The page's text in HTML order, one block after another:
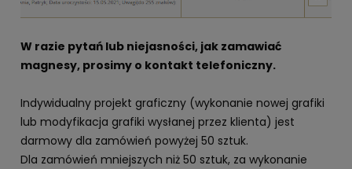
W razie pytań lub niejasności, jak zamawiać
magnesy, prosimy o kontakt telefoniczny.
Indywidualny projekt graficzny (wykonanie nowej grafiki
lub modyfikacja grafiki wysłanej przez klienta) jest
darmowy dla zamówień powyżej 50 sztuk.
Dla zamówień mniejszych niż 50 sztuk, za wykonanie